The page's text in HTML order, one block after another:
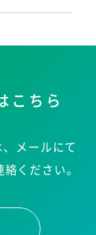
こちら
メールにて
ください。